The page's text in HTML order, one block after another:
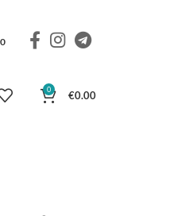
0 €0.00